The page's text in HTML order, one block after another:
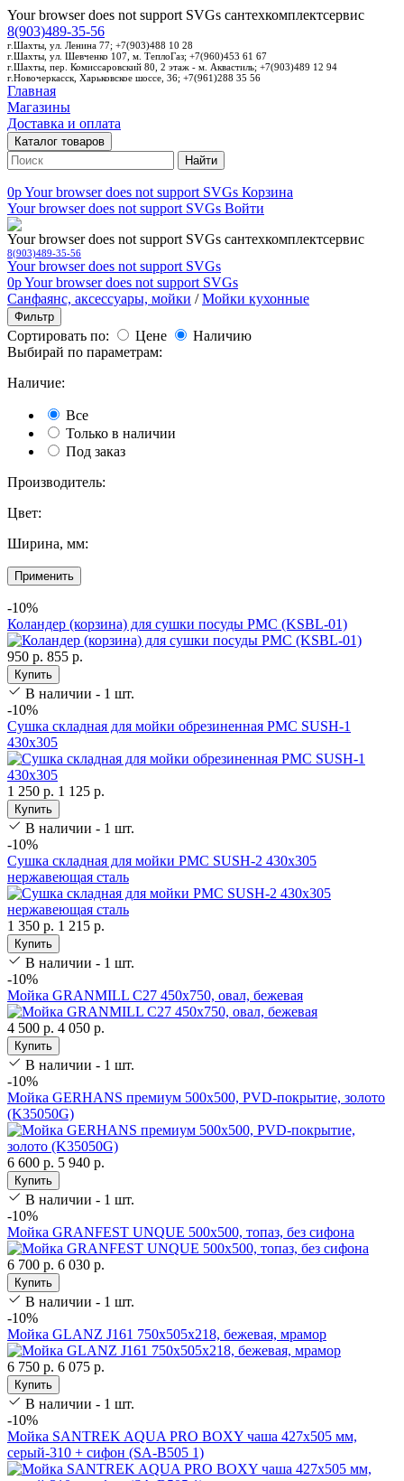
Your browser does not support SVGs сантехкомплектсервис
8(903)489-35-56
г.Шахты, ул. Ленина 77; +7(903)488 10 28
г.Шахты, ул. Шевченко 107, м. ТеплоГаз; +7(960)453 61 67
г.Шахты, пер. Комиссаровский 80, 2 этаж - м. Аквастиль; +7(903)489 12 94
г.Новочеркасск, Харьковское шоссе, 36; +7(961)288 35 56
Главная
Магазины
Доставка и оплата
Каталог товаров
Найти
0pYour browser does not support SVGs Корзина
Your browser does not support SVGs Войти
Your browser does not support SVGs сантехкомплектсервис
8(903)489-35-56
Your browser does not support SVGs
0pYour browser does not support SVGs
Санфаянс, аксессуары, мойки /Мойки кухонные
Фильтр
Сортировать по: Цене
Наличию
Выбирай по параметрам:
Наличие:
Все
Только в наличии
Под заказ
Производитель:
Цвет:
Ширина, мм:
Применить
-10%
Коландер (корзина) для сушки посуды РМС (KSBL-01)
950 р. 855 р.
Купить
В наличии - 1 шт.
-10%
Сушка складная для мойки обрезиненная РМС SUSH-1
430х305
1 250 р. 1 125 р.
Купить
В наличии - 1 шт.
-10%
Сушка складная для мойки РМС SUSH-2 430х305
нержавеющая сталь
1 350 р. 1 215 р.
Купить
В наличии - 1 шт.
-10%
Мойка GRANMILL С27 450х750, овал, бежевая
4 500 р. 4 050 р.
Купить
В наличии - 1 шт.
-10%
Мойка GERHANS премиум 500х500, PVD-покрытие, золото
(K35050G)
6 600 р. 5 940 р.
Купить
В наличии - 1 шт.
-10%
Мойка GRANFEST UNQUE 500х500, топаз, без сифона
6 700 р. 6 030 р.
Купить
В наличии - 1 шт.
-10%
Мойка GLANZ J161 750х505х218, бежевая, мрамор
6 750 р. 6 075 р.
Купить
В наличии - 1 шт.
-10%
Мойка SANTREK AQUA PRO BOXY чаша 427х505 мм,
серый-310 + сифон (SA-B505 1)